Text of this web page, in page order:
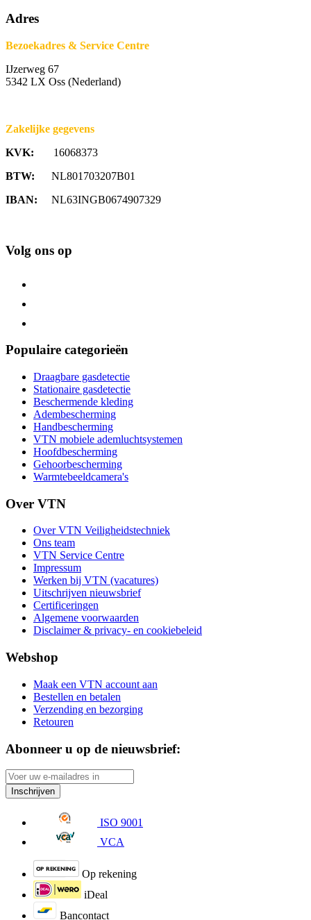
Adres
Bezoekadres & Service Centre
IJzerweg 67
5342 LX Oss (Nederland)
Zakelijke gegevens
KVK: 16068373
BTW: NL801703207B01
IBAN: NL63INGB0674907329
Volg ons op
Populaire categorieën
Draagbare gasdetectie
Stationaire gasdetectie
Beschermende kleding
Adembescherming
Handbescherming
VTN mobiele ademluchtsystemen
Hoofdbescherming
Gehoorbescherming
Warmtebeeldcamera's
Over VTN
Over VTN Veiligheidstechniek
Ons team
VTN Service Centre
Impressum
Werken bij VTN (vacatures)
Uitschrijven nieuwsbrief
Certificeringen
Algemene voorwaarden
Disclaimer & privacy- en cookiebeleid
Webshop
Maak een VTN account aan
Bestellen en betalen
Verzending en bezorging
Retouren
Abonneer u op de nieuwsbrief:
Inschrijven
ISO 9001
VCA
Op rekening
iDeal
Bancontact